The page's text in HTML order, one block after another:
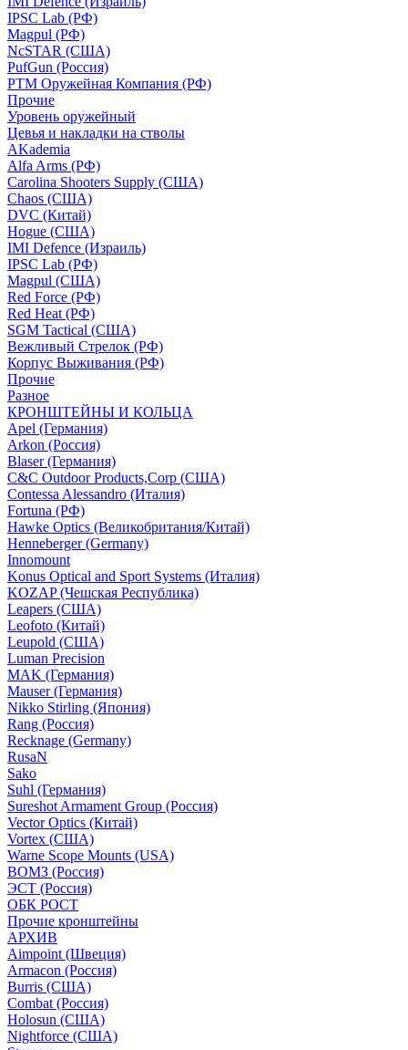
IPSC Lab (РФ)
Magpul (РФ)
NcSTAR (США)
PufGun (Россия)
РТМ Оружейная Компания (РФ)
Прочие
Уровень оружейный
Цевья и накладки на стволы
AKademia
Alfa Arms (РФ)
Carolina Shooters Supply (США)
Chaos (США)
DVC (Китай)
Hogue (США)
IMI Defence (Израиль)
IPSC Lab (РФ)
Magpul (США)
Red Force (РФ)
Red Heat (РФ)
SGM Tactical (США)
Вежливый Стрелок (РФ)
Корпус Выживания (РФ)
Прочие
Разное
КРОНШТЕЙНЫ И КОЛЬЦА
Apel (Германия)
Arkon (Россия)
Blaser (Германия)
C&C Outdoor Products,Corp (США)
Contessa Alessandro (Италия)
Fortuna (РФ)
Hawke Optics (Великобритания/Китай)
Henneberger (Germany)
Innomount
Konus Optical and Sport Systems (Италия)
KOZAP (Чешская Республика)
Leapers (США)
Leofoto (Китай)
Leupold (США)
Luman Precision
MAK (Германия)
Mauser (Германия)
Nikko Stirling (Япония)
Rang (Россия)
Recknage (Germany)
RusaN
Sako
Suhl (Германия)
Sureshot Armament Group (Россия)
Vector Optics (Китай)
Vortex (США)
Warne Scope Mounts (USA)
ВОМЗ (Россия)
ЭСТ (Россия)
ОБК РОСТ
Прочие кронштейны
АРХИВ
Aimpoint (Швеция)
Armacon (Россия)
Burris (США)
Combat (Россия)
Holosun (США)
Nightforce (США)